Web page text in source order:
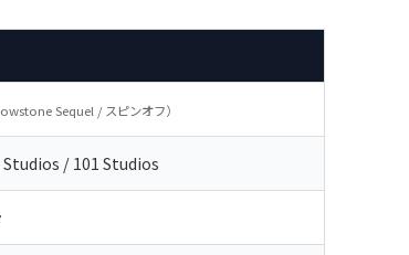
Sequel / スピンオフ）
/ 101 Studios